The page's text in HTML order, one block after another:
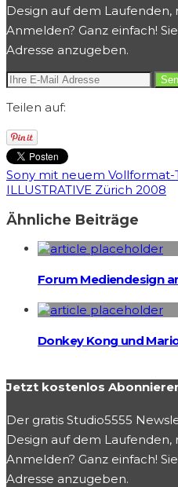
Design auf dem
Anmelden? Ganz einfach!
Adresse anzugeben.
Teilen auf:
Sony mit neuem
ILLUSTRATIVE Zürich 2008
Ähnliche Beiträge
Forum Mediendesign
Donkey Kong und
Jetzt kostenlos
Der gratis Studio5555
Design auf dem
Anmelden? Ganz einfach!
Adresse anzugeben.